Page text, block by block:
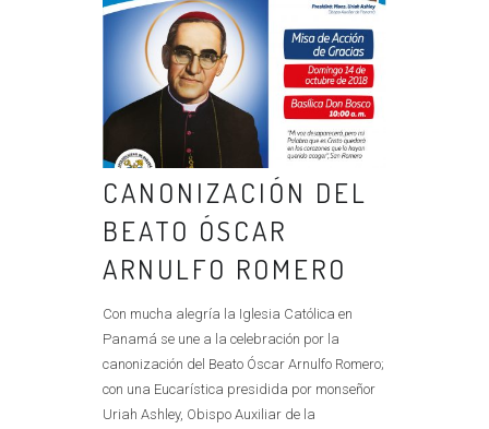
CANONIZACIÓN DEL
BEATO ÓSCAR
ARNULFO ROMERO
Con mucha alegría la Iglesia Católica en
Panamá se une a la celebración por la
canonización del Beato Óscar Arnulfo Romero;
con una Eucarística presidida por monseñor
Uriah Ashley, Obispo Auxiliar de la